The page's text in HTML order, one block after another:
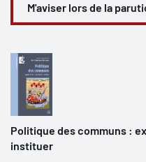
M'aviser lors de la
Politique des communs :
instituer